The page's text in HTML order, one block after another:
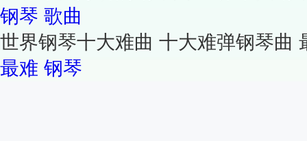
钢琴 歌曲
世界钢琴十大难曲 十大难弹钢琴曲
最难 钢琴